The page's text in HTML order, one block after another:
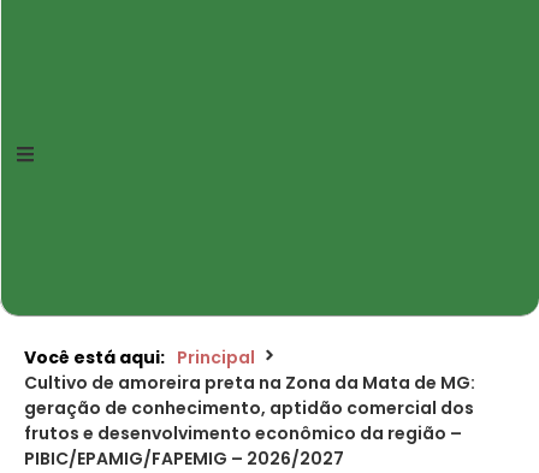
Você está aqui: Principal
Cultivo de amoreira preta na Zona da Mata de MG:
geração de conhecimento, aptidão comercial dos
frutos e desenvolvimento econômico da região –
PIBIC/EPAMIG/FAPEMIG – 2026/2027